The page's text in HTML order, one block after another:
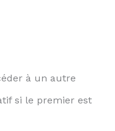
à un autre
si le premier est